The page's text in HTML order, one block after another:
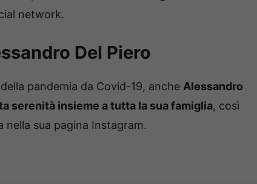
network.
Del Piero
pandemia da Covid-19, anche Alessandro
serenità insieme a tutta la sua famiglia, così
sua pagina Instagram.